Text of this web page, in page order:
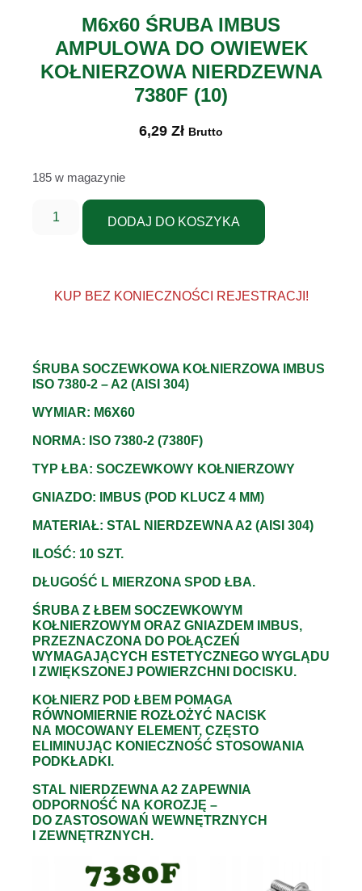
M6x60 ŚRUBA IMBUS
AMPULOWA DO OWIEWEK
KOŁNIERZOWA NIERDZEWNA
7380F (10)
6,29 Zł Brutto
185 w magazynie
DODAJ DO KOSZYKA
KUP BEZ KONIECZNOŚCI REJESTRACJI!
ŚRUBA SOCZEWKOWA KOŁNIERZOWA IMBUS
ISO 7380-2 – A2 (AISI 304)
WYMIAR: M6X60
NORMA: ISO 7380-2 (7380F)
TYP ŁBA: SOCZEWKOWY KOŁNIERZOWY
GNIAZDO: IMBUS (POD KLUCZ 4 MM)
MATERIAŁ: STAL NIERDZEWNA A2 (AISI 304)
ILOŚĆ: 10 SZT.
DŁUGOŚĆ L MIERZONA SPOD ŁBA.
ŚRUBA Z ŁBEM SOCZEWKOWYM
KOŁNIERZOWYM ORAZ GNIAZDEM IMBUS,
PRZEZNACZONA DO POŁĄCZEŃ
WYMAGAJĄCYCH ESTETYCZNEGO WYGLĄDU
I ZWIĘKSZONEJ POWIERZCHNI DOCISKU.
KOŁNIERZ POD ŁBEM POMAGA
RÓWNOMIERNIE ROZŁOŻYĆ NACISK
NA MOCOWANY ELEMENT, CZĘSTO
ELIMINUJĄC KONIECZNOŚĆ STOSOWANIA
PODKŁADKI.
STAL NIERDZEWNA A2 ZAPEWNIA
ODPORNOŚĆ NA KOROZJĘ –
DO ZASTOSOWAŃ WEWNĘTRZNYCH
I ZEWNĘTRZNYCH.